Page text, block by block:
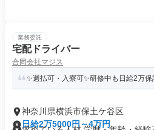
業務委託
宅配ドライバー
合同会社マジス
✨週払可・入寮可✨研修中も日給2万
神奈川県横浜市保土ケ谷区
日給2万5000円～4万円